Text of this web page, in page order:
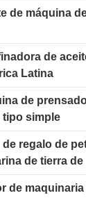
de máquina
de
Latina
de
tipo simple
regalo de
de tierra de
de